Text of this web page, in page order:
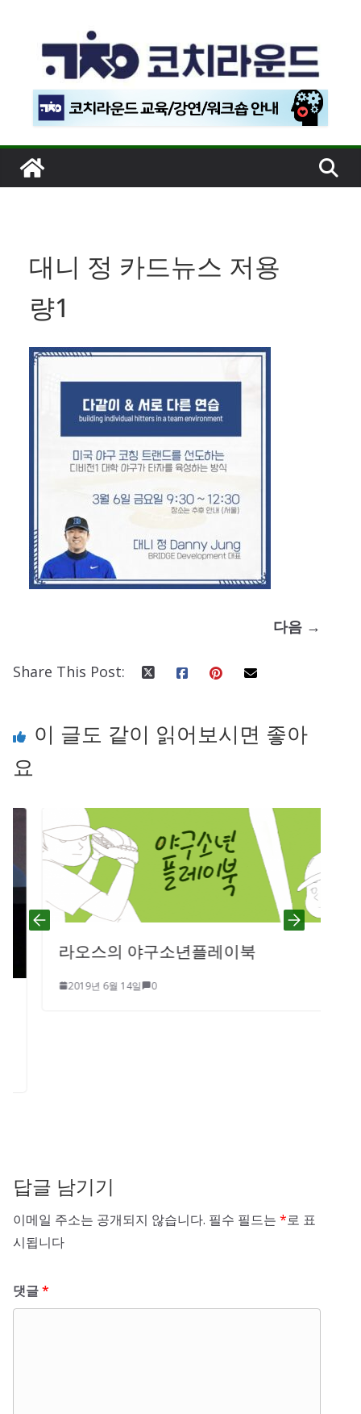
너
기
대니 정 카드뉴스 저용
량1
다음 →
Share This Post:
이 글도 같이 읽어보시면 좋아
요
라오스의 야구소년플레이북
2019년 6월 14일 0
답글 남기기
이메일 주소는 공개되지 않습니다. 필수 필드는 *로 표
시됩니다
댓글*